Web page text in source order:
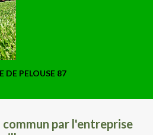
DE PELOUSE 87
commun par l'entreprise